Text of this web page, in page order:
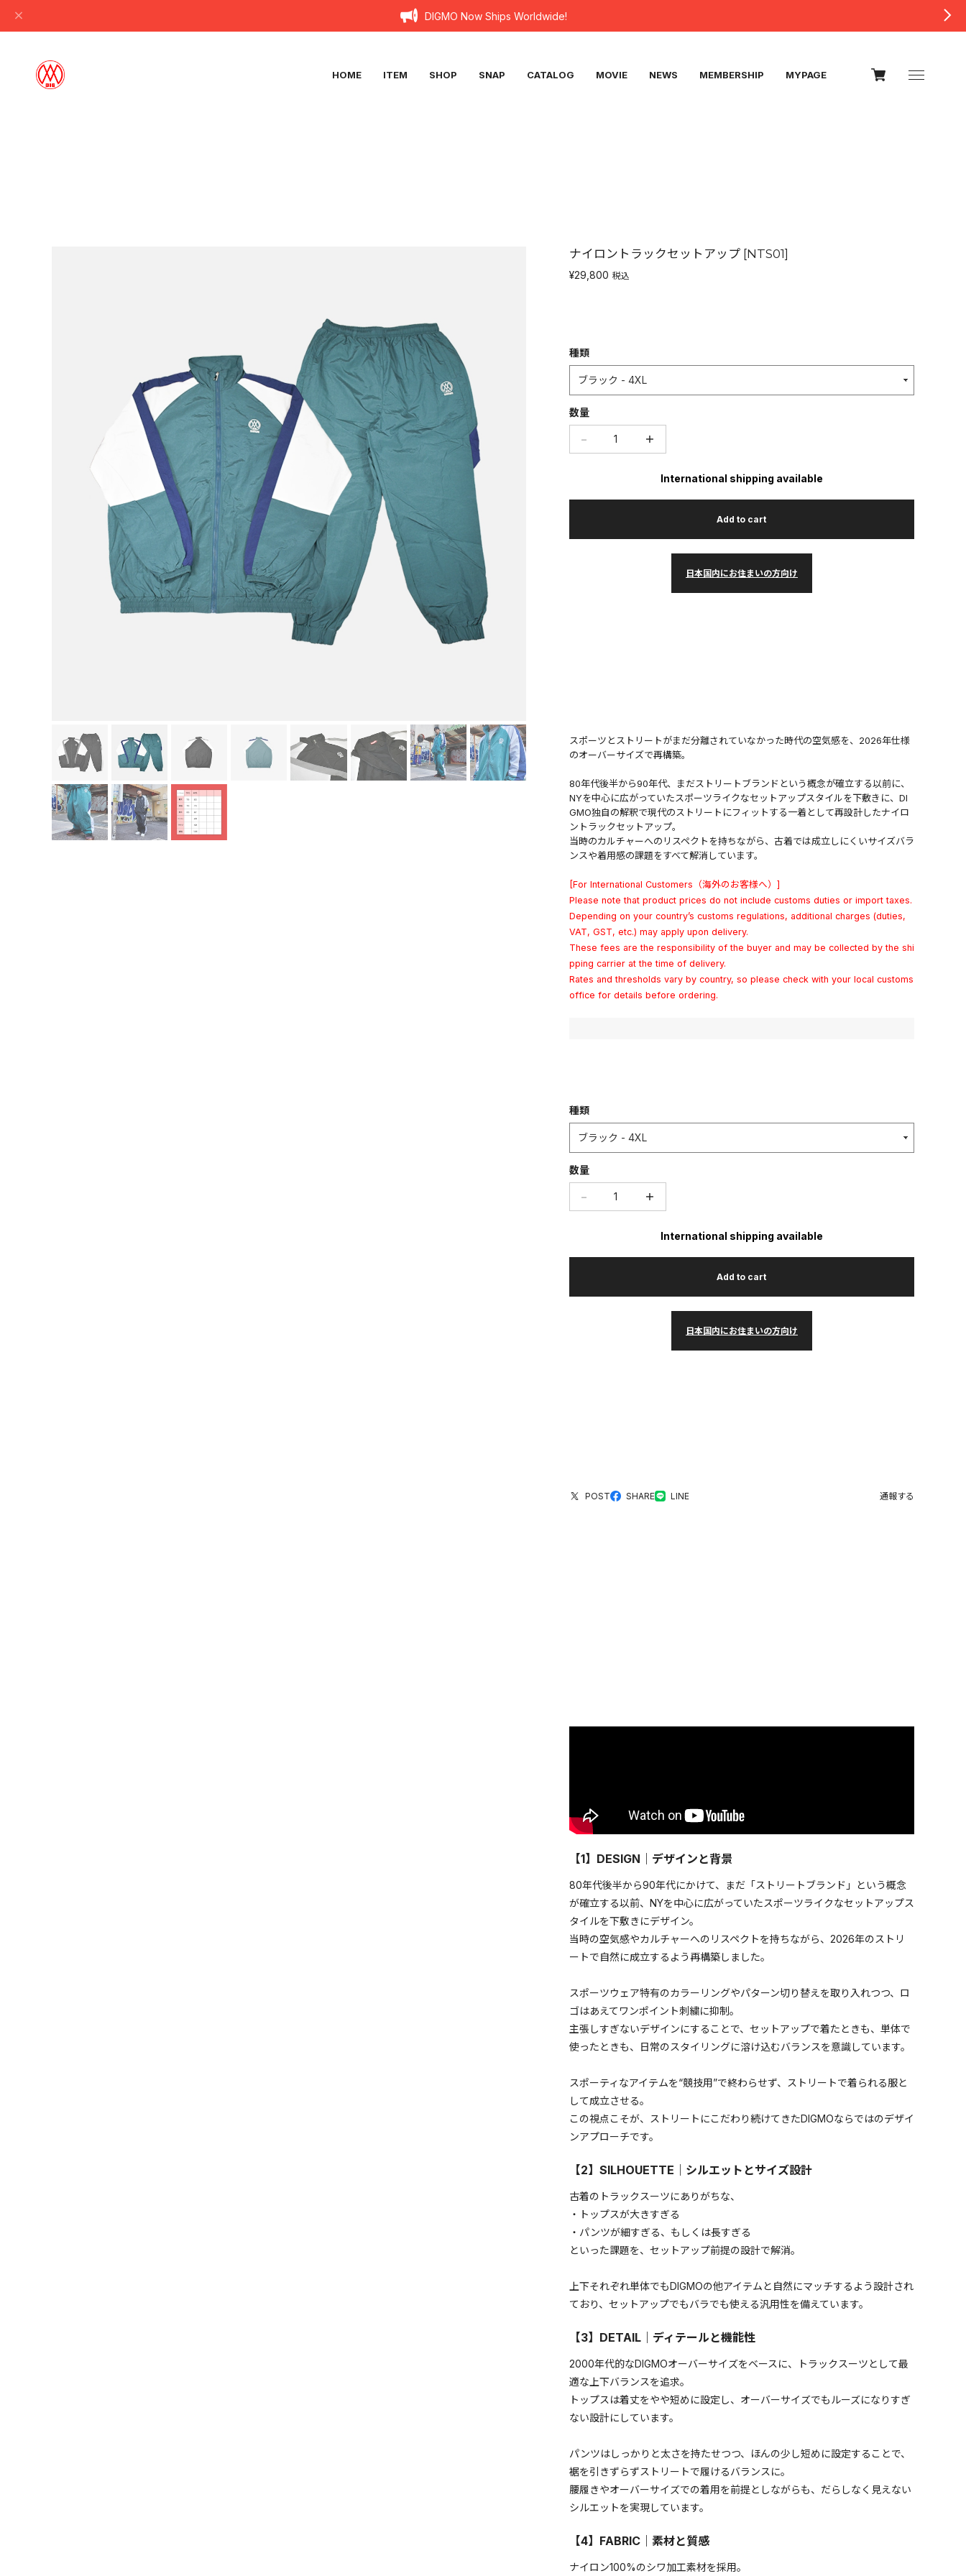
DIGMO Now Ships Worldwide!
HOME ITEM SHOP SNAP CATALOG MOVIE NEWS MEMBERSHIP MYPAGE
ナイロントラックセットアップ [NTS01]
¥29,800 税込
種類
数量
− ＋
International shipping available
Add to cart
日本国内にお住まいの方向け
スポーツとストリートがまだ分離されていなかった時代の空気感を、2026年仕様
のオーバーサイズで再構築。
80年代後半から90年代、まだストリートブランドという概念が確立する以前に、
NYを中心に広がっていたスポーツライクなセットアップスタイルを下敷きに、DI
GMO独自の解釈で現代のストリートにフィットする一着として再設計したナイロ
ントラックセットアップ。
当時のカルチャーへのリスペクトを持ちながら、古着では成立しにくいサイズバラ
ンスや着用感の課題をすべて解消しています。
[For International Customers（海外のお客様へ）]
Please note that product prices do not include customs duties or import taxes.
Depending on your country’s customs regulations, additional charges (duties,
VAT, GST, etc.) may apply upon delivery.
These fees are the responsibility of the buyer and may be collected by the shi
pping carrier at the time of delivery.
Rates and thresholds vary by country, so please check with your local customs
office for details before ordering.
種類
数量
− ＋
International shipping available
Add to cart
日本国内にお住まいの方向け
POST SHARE LINE 通報する
【1】DESIGN｜デザインと背景
80年代後半から90年代にかけて、まだ「ストリートブランド」という概念
が確立する以前、NYを中心に広がっていたスポーツライクなセットアップス
タイルを下敷きにデザイン。
当時の空気感やカルチャーへのリスペクトを持ちながら、2026年のストリ
ートで自然に成立するよう再構築しました。
スポーツウェア特有のカラーリングやパターン切り替えを取り入れつつ、ロ
ゴはあえてワンポイント刺繍に抑制。
主張しすぎないデザインにすることで、セットアップで着たときも、単体で
使ったときも、日常のスタイリングに溶け込むバランスを意識しています。
スポーティなアイテムを“競技用”で終わらせず、ストリートで着られる服と
して成立させる。
この視点こそが、ストリートにこだわり続けてきたDIGMOならではのデザイ
ンアプローチです。
【2】SILHOUETTE｜シルエットとサイズ設計
古着のトラックスーツにありがちな、
・トップスが大きすぎる
・パンツが細すぎる、もしくは長すぎる
といった課題を、セットアップ前提の設計で解消。
上下それぞれ単体でもDIGMOの他アイテムと自然にマッチするよう設計され
ており、セットアップでもバラでも使える汎用性を備えています。
【3】DETAIL｜ディテールと機能性
2000年代的なDIGMOオーバーサイズをベースに、トラックスーツとして最
適な上下バランスを追求。
トップスは着丈をやや短めに設定し、オーバーサイズでもルーズになりすぎ
ない設計にしています。
パンツはしっかりと太さを持たせつつ、ほんの少し短めに設定することで、
裾を引きずらずストリートで履けるバランスに。
腰履きやオーバーサイズでの着用を前提としながらも、だらしなく見えない
シルエットを実現しています。
【4】FABRIC｜素材と質感
ナイロン100%のシワ加工素材を採用。